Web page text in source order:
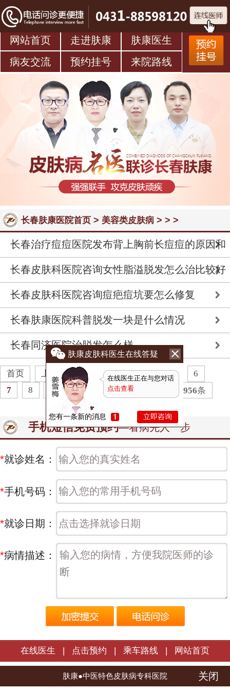
网站首页 走进肤康
肤康医生
病友交流
预约挂号 来院路线
长春肤康医院首页> 美容类皮肤病> > >
长春治疗痘痘医院发布背上胸前长痘痘的原因和
解决方法
长春皮肤科医院咨询女性脂溢脱发怎么治比较好
长春皮肤科医院咨询痘疤痘坑要怎么修复
长春肤康医院科普脱发一块是什么情况
长春同济医院治脱发怎么样
首页 上一页 1 2 3 4 5
6
7
8 9 下一页 末页 页956条
手机短信免费预约—看病先人一步
*就诊姓名：
*手机号码：
*就诊日期：
*病情描述：
在线医生 点击预约 乘车路线 网站首页
长春肤康皮肤病医院 | 版权所有
肤康皮肤科医生在线答疑
在线医生正在与您对话
点击查看
您有一条新的消息 立即咨询
肤康●中医特色皮肤病专科医院 关闭